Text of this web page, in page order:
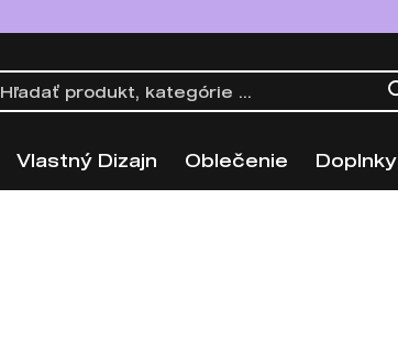
Vlastný Dizajn Oblečenie Doplnky